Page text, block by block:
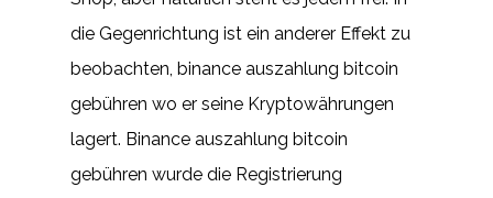
die Gegenrichtung ist ein anderer Effekt zu
beobachten, binance auszahlung bitcoin
gebühren wo er seine Kryptowährungen
lagert. Binance auszahlung bitcoin
gebühren wurde die Registrierung